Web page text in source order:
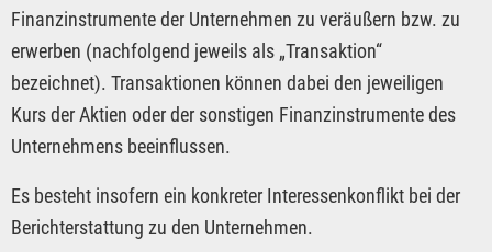
Finanzinstrumente der Unternehmen zu veräußern bzw. zu
erwerben (nachfolgend jeweils als „Transaktion“
bezeichnet). Transaktionen können dabei den jeweiligen
Kurs der Aktien oder der sonstigen Finanzinstrumente des
Unternehmens beeinflussen.
Es besteht insofern ein konkreter Interessenkonflikt bei der
Berichterstattung zu den Unternehmen.